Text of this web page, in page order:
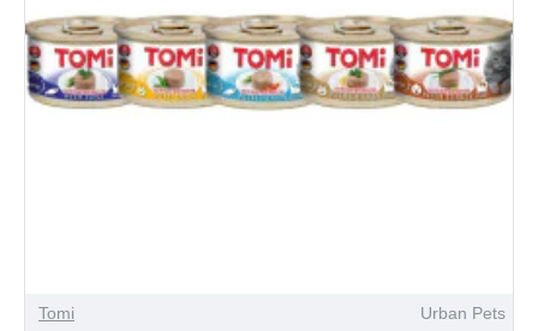
Tomi Urban Pets